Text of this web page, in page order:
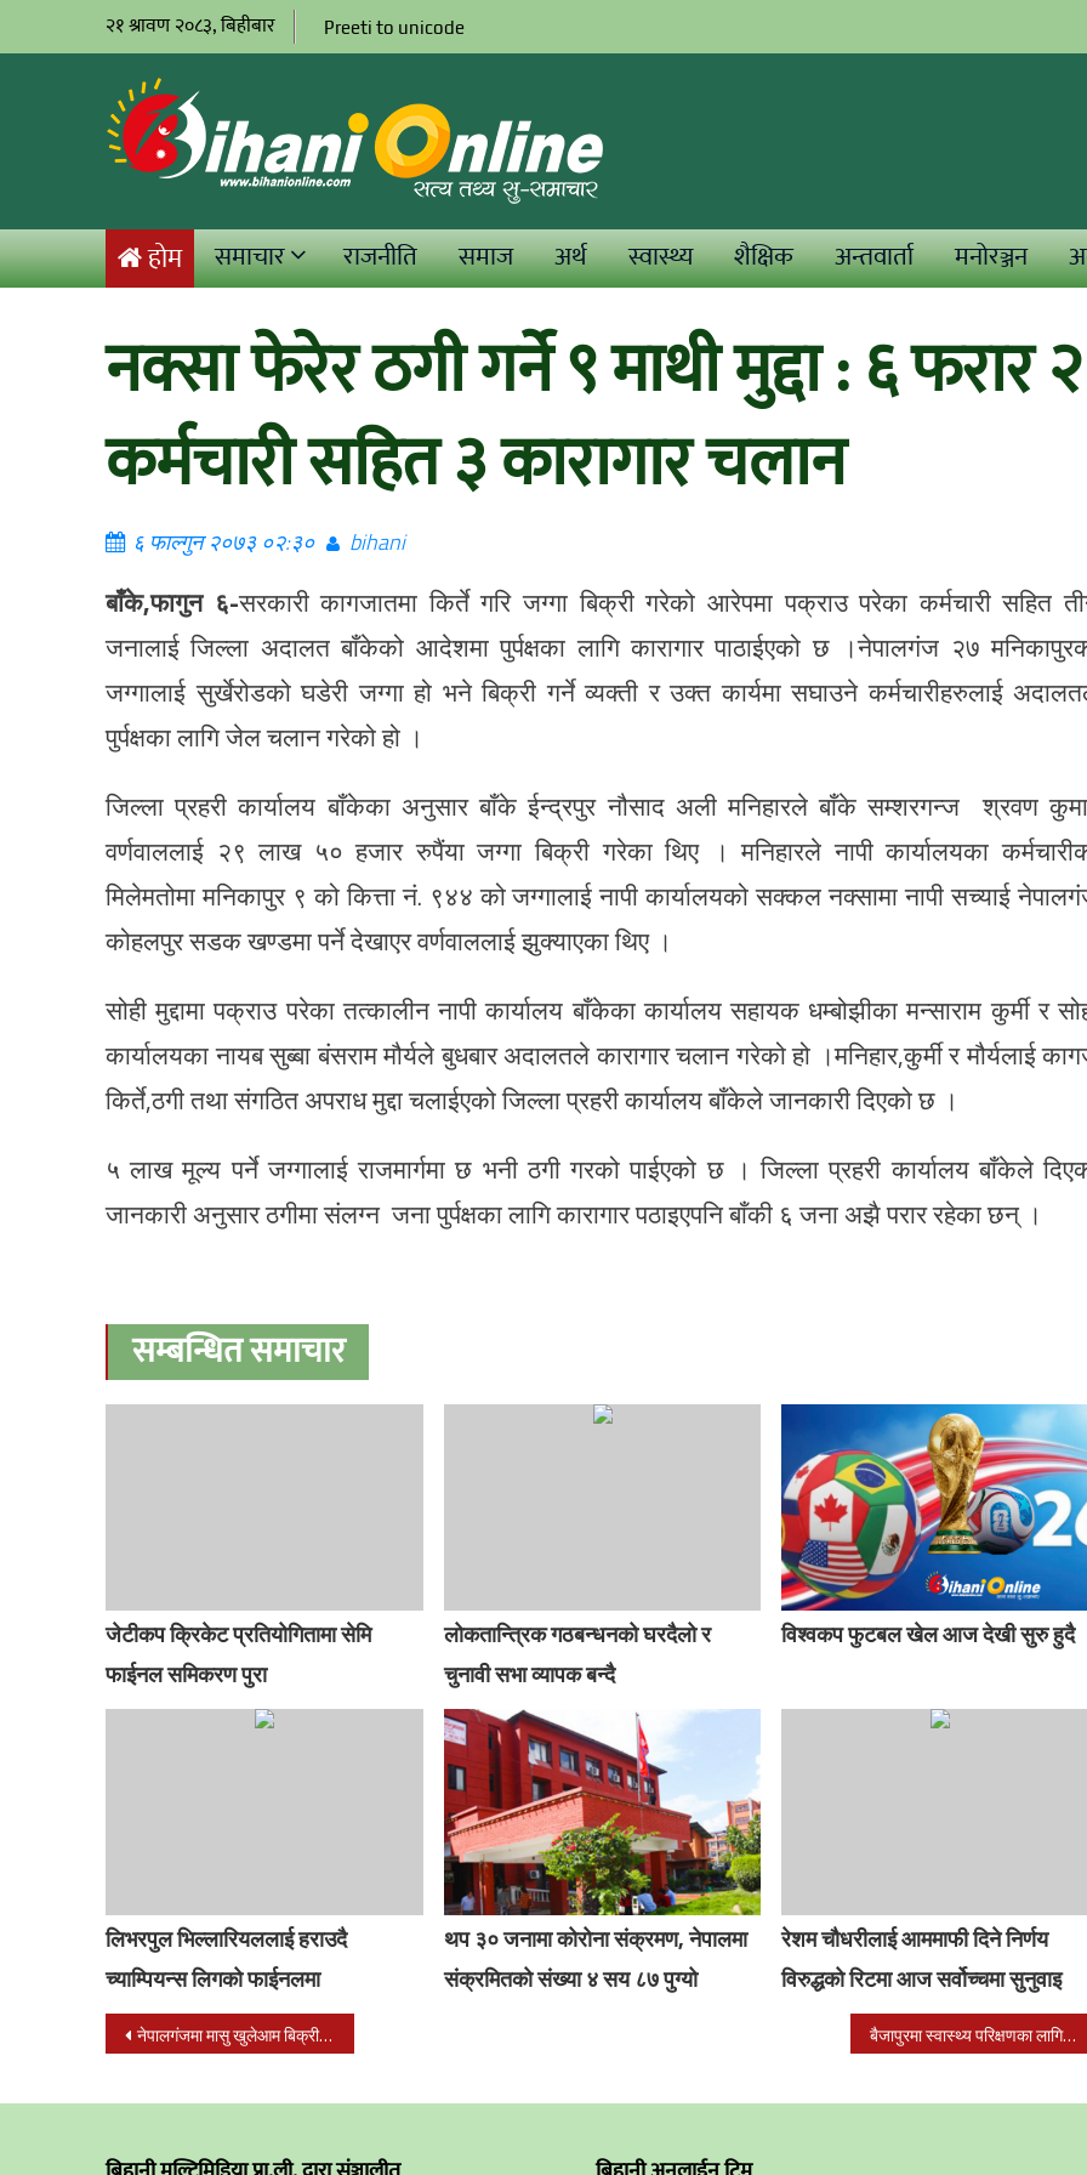
२१ श्रावण २०८३, बिहीबार Preeti to unicode
होम समाचार राजनीति समाज अर्थ स्वास्थ्य शैक्षिक अन्तवार्ता मनोरञ्जन
नक्सा फेरेर ठगी गर्ने ९ माथी मुद्दा : ६ फरार २
कर्मचारी सहित ३ कारागार चलान
६ फाल्गुन २०७३ ०२:३० bihani
बाँके,फागुन ६-सरकारी कागजातमा किर्ते गरि जग्गा बिक्री गरेको आरेपमा पक्राउ परेका कर्मचारी सहित
जनालाई जिल्ला अदालत बाँकेको आदेशमा पुर्पक्षका लागि कारागार पाठाईएको छ ।नेपालगंज २७
जग्गालाई सुर्खेरोडको घडेरी जग्गा हो भने बिक्री गर्ने व्यक्ती र उक्त कार्यमा सघाउने कर्मचारीहरुलाई
पुर्पक्षका लागि जेल चलान गरेको हो ।
जिल्ला प्रहरी कार्यालय बाँकेका अनुसार बाँके ईन्द्रपुर नौसाद अली मनिहारले बाँके सम्शरगन्ज श्रवण
वर्णवाललाई २९ लाख ५० हजार रुपैंया जग्गा बिक्री गरेका थिए । मनिहारले नापी कार्यालयका
मिलेमतोमा मनिकापुर ९ को कित्ता नं. ९४४ को जग्गालाई नापी कार्यालयको सक्कल नक्सामा नापी सच्याई
कोहलपुर सडक खण्डमा पर्ने देखाएर वर्णवाललाई झुक्याएका थिए ।
सोही मुद्दामा पक्राउ परेका तत्कालीन नापी कार्यालय बाँकेका कार्यालय सहायक धम्बोझीका मन्साराम कुर्मी र
कार्यालयका नायब सुब्बा बंसराम मौर्यले बुधबार अदालतले कारागार चलान गरेको हो ।मनिहार,कुर्मी र मौर्यलाई
किर्ते,ठगी तथा संगठित अपराध मुद्दा चलाईएको जिल्ला प्रहरी कार्यालय बाँकेले जानकारी दिएको छ ।
५ लाख मूल्य पर्ने जग्गालाई राजमार्गमा छ भनी ठगी गरको पाईएको छ । जिल्ला प्रहरी कार्यालय बाँकेले
जानकारी अनुसार ठगीमा संलग्न जना पुर्पक्षका लागि कारागार पठाइएपनि बाँकी ६ जना अझै परार रहेका छन् ।
सम्बन्धित समाचार
जेटीकप क्रिकेट प्रतियोगितामा सेमि
फाईनल समिकरण पुरा
लोकतान्त्रिक गठबन्धनको घरदैलो र
चुनावी सभा व्यापक बन्दै
विश्वकप फुटबल खेल आज देखी सुरु हुदै
लिभरपुल भिल्लारियललाई हराउदै
च्याम्पियन्स लिगको फाईनलमा
थप ३० जनामा कोरोना संक्रमण, नेपालमा
संक्रमितको संख्या ४ सय ८७ पुग्यो
रेशम चौधरीलाई आममाफी दिने निर्णय
विरुद्धको रिटमा आज सर्वोच्चमा सुनुवाइ
Post
नेपालगंजमा मासु खुलेआम बिक्री : अधिकांश मासु पसल मापदण्ड विपरित बैजापुरमा स्वास्थ्य परिक्षणका लागि डाक्टर सहित १ सय जना स्वास्थ्यकर्मी परिचालन